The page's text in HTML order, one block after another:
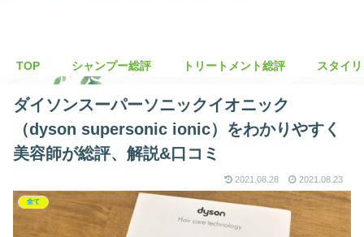
TOP シャンプー総評 トリートメント総評 スタイ
ダイソンスーパーソニックイオニック
（dyson supersonic ionic）をわかりやすく
美容師が総評、解説&口コミ
2021.08.28 2021.08.23
全て